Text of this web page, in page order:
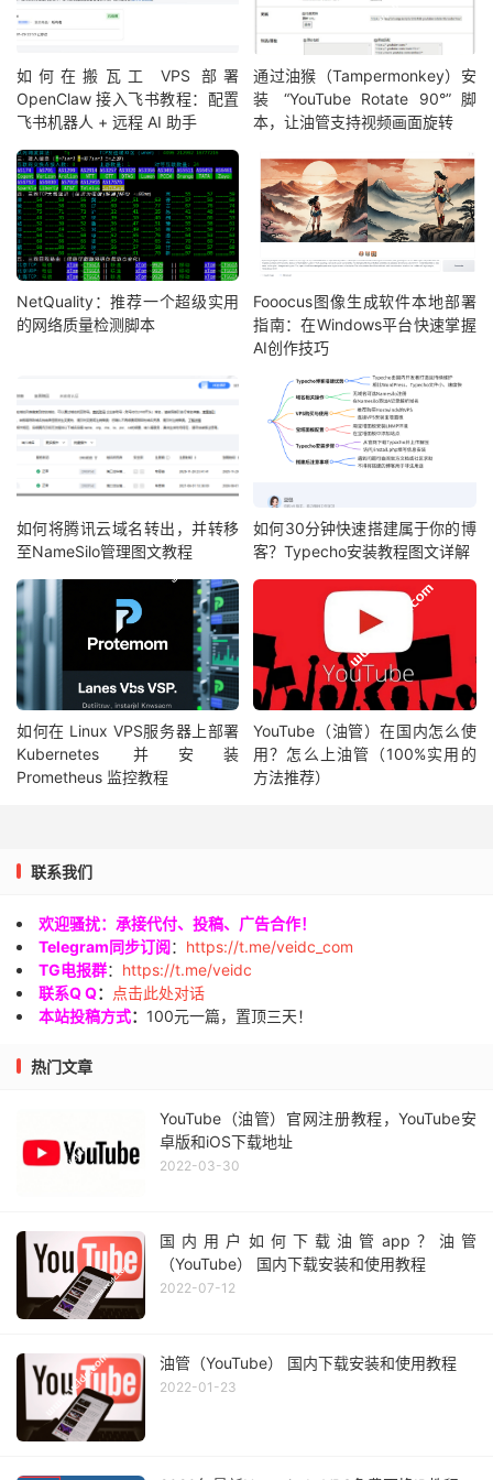
如何在搬瓦工 VPS 部署
OpenClaw 接入飞书教程：配置
飞书机器人 + 远程 AI 助手
通过油猴（Tampermonkey）安
装 “YouTube Rotate 90°” 脚
本，让油管支持视频画面旋转
NetQuality：推荐一个超级实用
的网络质量检测脚本
Fooocus图像生成软件本地部署
指南：在Windows平台快速掌握
AI创作技巧
如何将腾讯云域名转出，并转移
至NameSilo管理图文教程
如何30分钟快速搭建属于你的博
客？Typecho安装教程图文详解
如何在 Linux VPS服务器上部署
Kubernetes 并安装
Prometheus 监控教程
YouTube（油管）在国内怎么使
用？怎么上油管（100%实用的
方法推荐）
联系我们
欢迎骚扰：承接代付、投稿、广告合作！
Telegram同步订阅： https://t.me/veidc_com
TG电报群： https://t.me/veidc
联系Q Q：
点击此处对话
本站投稿方式： 100元一篇，置顶三天！
热门文章
YouTube（油管）官网注册教程，YouTube安
卓版和iOS下载地址
2022-03-30
国内用户如何下载油管app？油管
（YouTube） 国内下载安装和使用教程
2022-07-12
油管（YouTube） 国内下载安装和使用教程
2022-01-23